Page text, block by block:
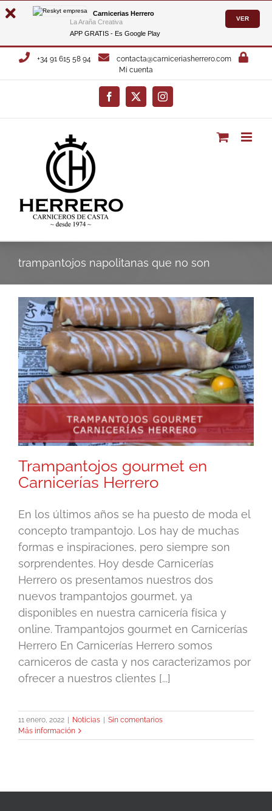
Carnicerias Herrero
La Araña Creativa
APP GRATIS - Es Google Play
VER
Saltar
+34 91 615 58 94
contacta@carniceriasherrero.com
Mi cuenta
Facebook
X Instagram
trampantojos napolitanas que no son
Trampantojos gourmet en
Carnicerías Herrero
En los últimos años se ha puesto de moda el
concepto trampantojo. Los hay de muchas
formas e inspiraciones, pero siempre son
sorprendentes. Hoy desde Carnicerías
Herrero os presentamos nuestros dos
nuevos trampantojos gourmet, ya
disponibles en nuestra carnicería física y
online. Trampantojos gourmet en Carnicerías
Herrero En Carnicerías Herrero somos
carniceros de casta y nos caracterizamos por
ofrecer a nuestros clientes [...]
11 enero, 2022 Noticias
Sin comentarios
Más información